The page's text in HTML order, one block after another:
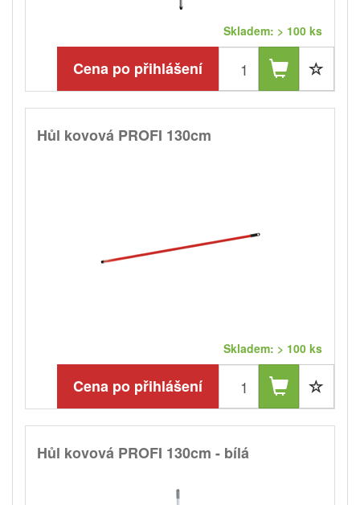
Skladem: > 100 ks
Cena po přihlášení
Hůl kovová PROFI 130cm
Skladem: > 100 ks
Cena po přihlášení
Hůl kovová PROFI 130cm - bílá